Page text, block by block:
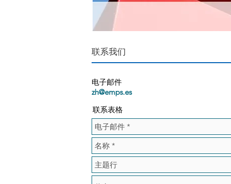
联系我们
电子邮件
zh@emps.es
​联系表格